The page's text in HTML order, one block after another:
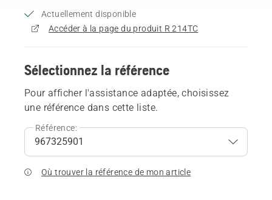
Actuellement disponible
Accéder à la page du produit R 214TC
Sélectionnez la référence
Pour afficher l'assistance adaptée, choisissez
une référence dans cette liste.
Référence:
Où trouver la référence de mon article